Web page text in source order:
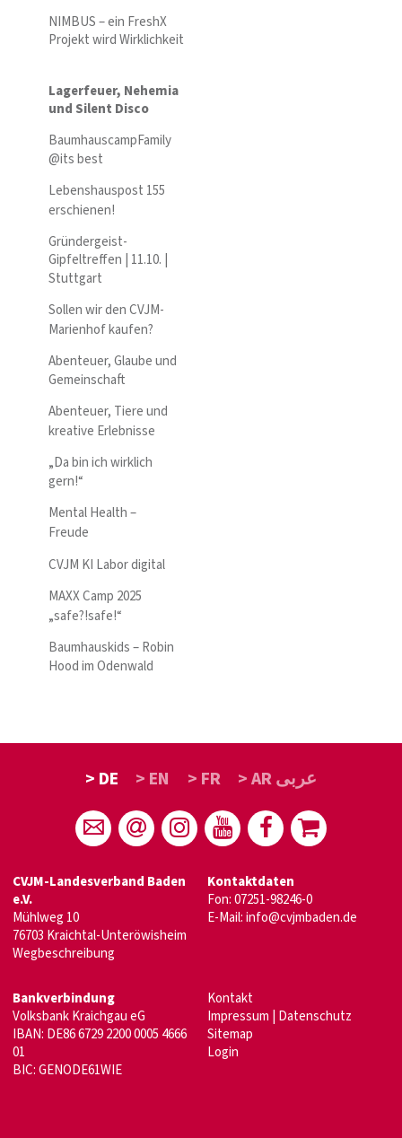
NIMBUS – ein FreshX
Projekt wird Wirklichkeit
Lagerfeuer, Nehemia
und Silent Disco
BaumhauscampFamily
@its best
Lebenshauspost 155
erschienen!
Gründergeist-
Gipfeltreffen | 11.10. |
Stuttgart
Sollen wir den CVJM-
Marienhof kaufen?
Abenteuer, Glaube und
Gemeinschaft
Abenteuer, Tiere und
kreative Erlebnisse
„Da bin ich wirklich
gern!“
Mental Health –
Freude
CVJM KI Labor digital
MAXX Camp 2025
„safe?!safe!“
Baumhauskids – Robin
Hood im Odenwald
> DE > EN > FR > AR عربى
CVJM-Landesverband Baden
e.V.
Mühlweg 10
76703 Kraichtal-Unteröwisheim
Wegbeschreibung
Kontaktdaten
Fon: 07251-98246-0
E-Mail:info@cvjmbaden.de
Bankverbindung
Volksbank Kraichgau eG
IBAN: DE86 6729 2200 0005 4666
01
BIC: GENODE61WIE
Kontakt
Impressum Datenschutz
Sitemap
Login